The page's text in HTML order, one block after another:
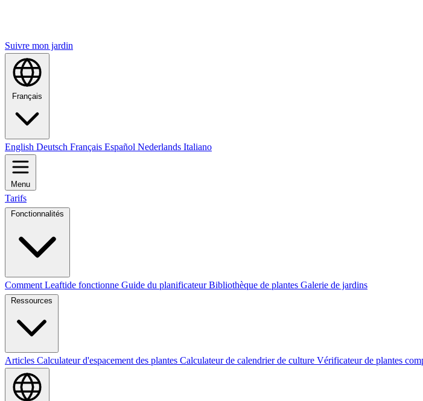
Suivre mon jardin
Français
English Deutsch Français Español Nederlands Italiano
Menu
Tarifs
Fonctionnalités
Comment Leaftide fonctionne Guide du planificateurBibliothèque de plantes Galerie de jardins
Ressources
Articles Calculateur d'espacement des plantes Calculateur de calendrier de culture Vérificateur de plantes